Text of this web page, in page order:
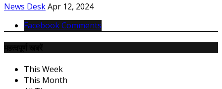
News DeskApr 12, 2024
Facebook Comments
This Week
This Month